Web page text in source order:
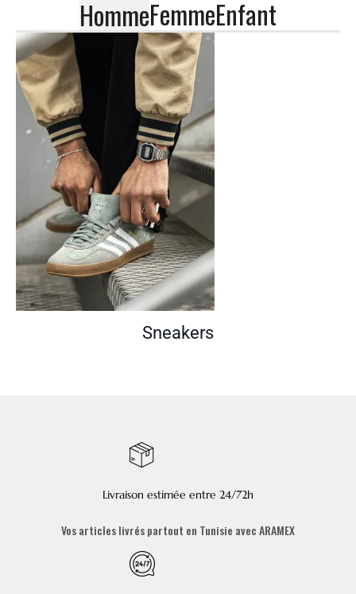
HommeFemmeEnfant
Sneakers
Livraison estimée entre 24/72h
Vos articles livrés partout en Tunisie avec ARAMEX